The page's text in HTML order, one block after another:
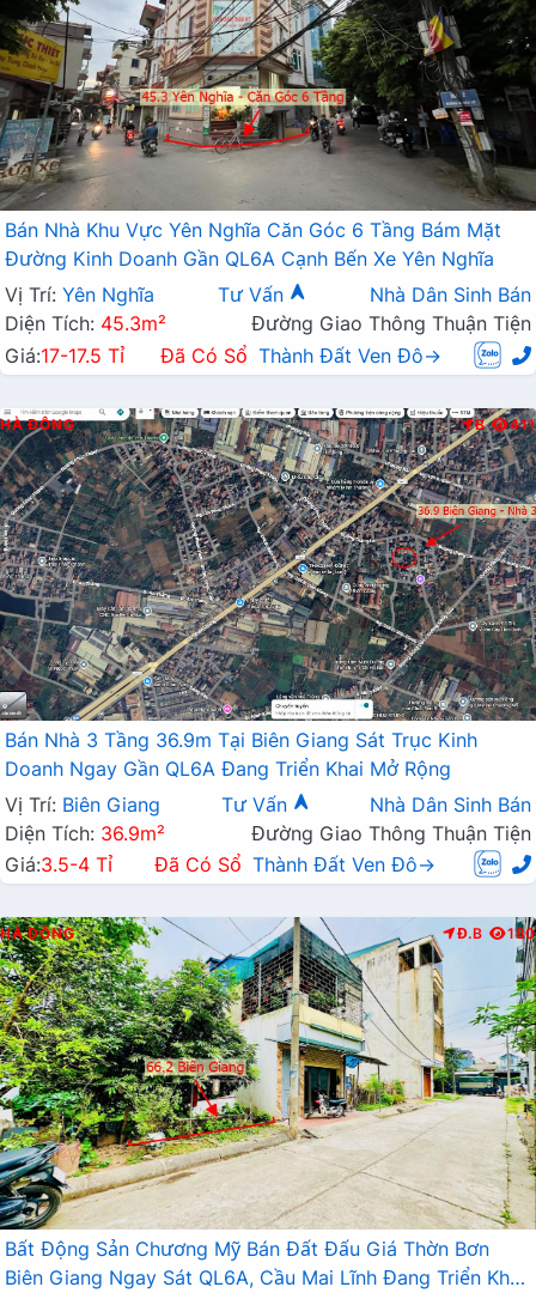
Bán Nhà Khu Vực Yên Nghĩa Căn Góc 6 Tầng Bám Mặt
Đường Kinh Doanh Gần QL6A Cạnh Bến Xe Yên Nghĩa
Vị Trí: Yên Nghĩa Tư Vấn
Nhà Dân Sinh Bán
Diện Tích: 45.3m²
Đường Giao Thông Thuận Tiện
Giá:17-17.5 Tỉ Đã Có Sổ Thành Đất Ven Đô→
HÀ ĐÔNG B 411
Bán Nhà 3 Tầng 36.9m Tại Biên Giang Sát Trục Kinh
Doanh Ngay Gần QL6A Đang Triển Khai Mở Rộng
Vị Trí: Biên Giang Tư Vấn
Nhà Dân Sinh Bán
Diện Tích: 36.9m²
Đường Giao Thông Thuận Tiện
Giá:3.5-4 Tỉ Đã Có Sổ Thành Đất Ven Đô→
HÀ ĐÔNG Đ.B 180
Bất Động Sản Chương Mỹ Bán Đất Đấu Giá Thờn Bơn
Biên Giang Ngay Sát QL6A, Cầu Mai Lĩnh Đang Triển Khai